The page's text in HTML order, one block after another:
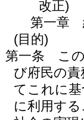
改正)
第一章
(目的)
第一条
こ
び府民の
てこれに
に利用す